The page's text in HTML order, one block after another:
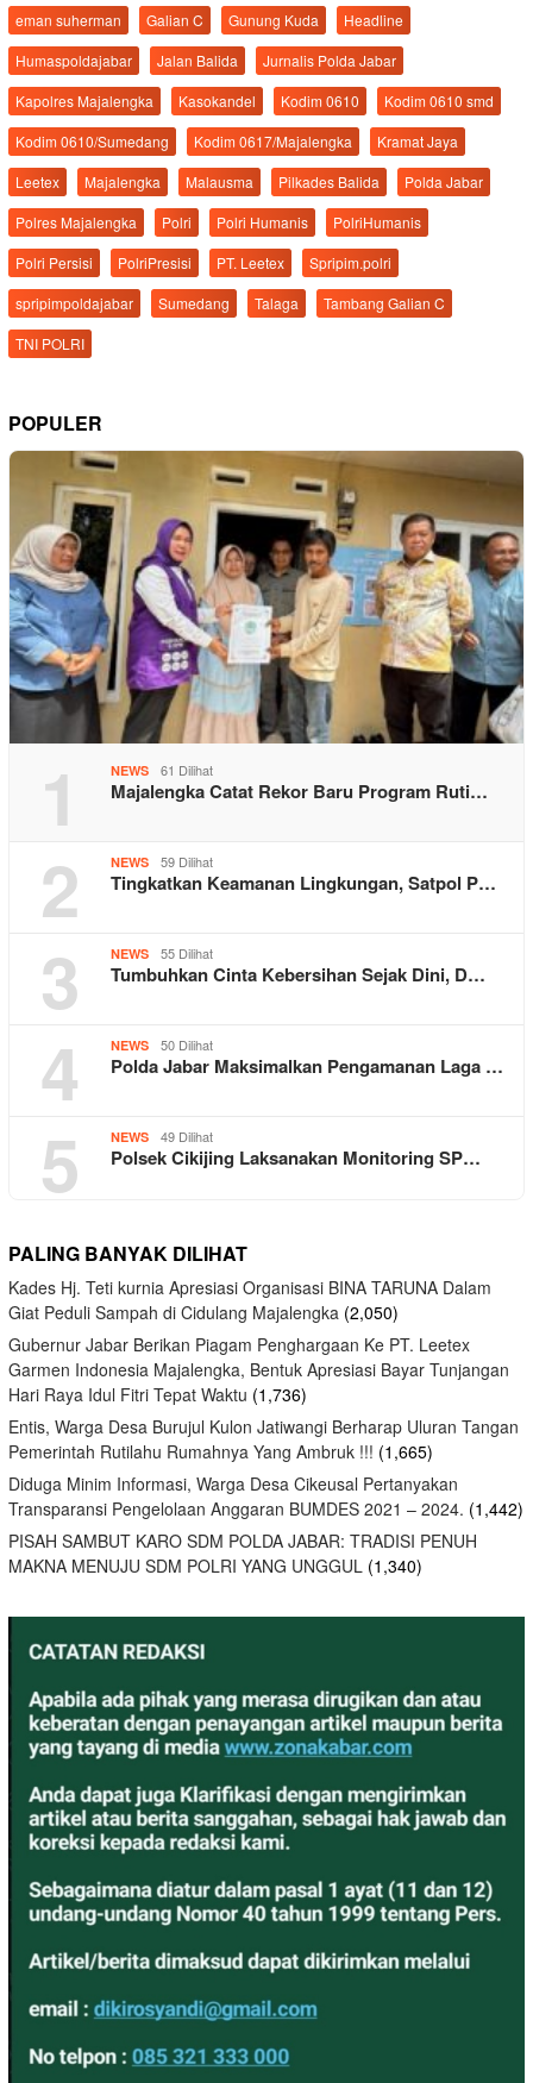
eman suherman Galian C Gunung Kuda
Headline
Humaspoldajabar
Jalan Balida
Jurnalis Polda Jabar
Kapolres Majalengka
Kasokandel Kodim 0610
Kodim 0610 smd
Kodim 0610/Sumedang
Kodim 0617/Majalengka
Kramat Jaya
Leetex
Majalengka Malausma Pilkades Balida
Polda Jabar
Polres Majalengka
Polri Polri Humanis
PolriHumanis
Polri Persisi
PolriPresisi PT. Leetex
Spripim.polri
spripimpoldajabar
Sumedang Talaga
Tambang Galian C
TNI POLRI
POPULER
1 NEWS 61 Dilihat
Majalengka Catat Rekor Baru Program Ruti…
2 NEWS 59 Dilihat
Tingkatkan Keamanan Lingkungan, Satpol P…
3 NEWS 55 Dilihat
Tumbuhkan Cinta Kebersihan Sejak Dini, D…
4 NEWS 50 Dilihat
Polda Jabar Maksimalkan Pengamanan Laga …
5 NEWS 49 Dilihat
Polsek Cikijing Laksanakan Monitoring SP…
PALING BANYAK DILIHAT
Kades Hj. Teti kurnia Apresiasi Organisasi BINA TARUNA Dalam
Giat Peduli Sampah di Cidulang Majalengka (2,050)
Gubernur Jabar Berikan Piagam Penghargaan Ke PT. Leetex
Garmen Indonesia Majalengka, Bentuk Apresiasi Bayar Tunjangan
Hari Raya Idul Fitri Tepat Waktu (1,736)
Entis, Warga Desa Burujul Kulon Jatiwangi Berharap Uluran Tangan
Pemerintah Rutilahu Rumahnya Yang Ambruk !!! (1,665)
Diduga Minim Informasi, Warga Desa Cikeusal Pertanyakan
Transparansi Pengelolaan Anggaran BUMDES 2021 – 2024. (1,442)
PISAH SAMBUT KARO SDM POLDA JABAR: TRADISI PENUH
MAKNA MENUJU SDM POLRI YANG UNGGUL (1,340)